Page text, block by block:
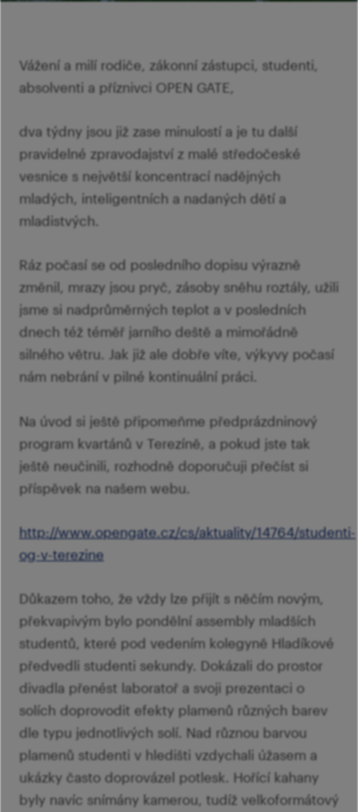
Vážení a milí rodiče, zákonní zástupci, studenti,
absolventi a příznivci OPEN GATE,
dva týdny jsou již zase minulostí a je tu další
pravidelné zpravodajství z malé středočeské
vesnice s největší koncentrací nadějných
mladých, inteligentních a nadaných dětí a
mladistvých.
Ráz počasí se od posledního dopisu výrazně
změnil, mrazy jsou pryč, zásoby sněhu roztály, užili
jsme si nadprůměrných teplot a v posledních
dnech též téměř jarního deště a mimořádně
silného větru. Jak již ale dobře víte, výkyvy počasí
nám nebrání v pilné kontinuální práci.
Na úvod si ještě připomeňme předprázdninový
program kvartánů v Terezíně, a pokud jste tak
ještě neučinili, rozhodně doporučuji přečíst si
příspěvek na našem webu.
http://www.opengate.cz/cs/aktuality/14764/studenti-
og-v-terezine
Důkazem toho, že vždy lze přijít s něčím novým,
překvapivým bylo pondělní assembly mladších
studentů, které pod vedením kolegyně Hladíkové
předvedli studenti sekundy. Dokázali do prostor
divadla přenést laboratoř a svoji prezentaci o
solích doprovodit efekty plamenů různých barev
dle typu jednotlivých solí. Nad různou barvou
plamenů studenti v hledišti vzdychali úžasem a
ukázky často doprovázel potlesk. Hořící kahany
byly navíc snímány kamerou, tudíž velkoformátový